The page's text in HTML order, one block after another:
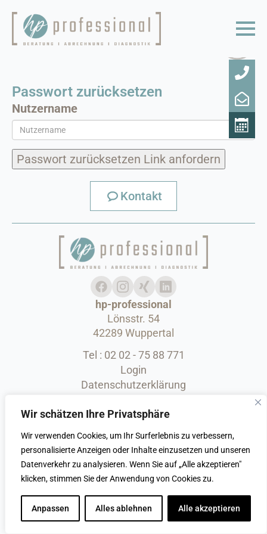
Wir schätzen Ihre Privatsphäre
Wir verwenden Cookies, um Ihr Surferlebnis zu verbessern,
personalisierte Anzeigen oder Inhalte einzusetzen und unseren
Datenverkehr zu analysieren. Wenn Sie auf „Alle akzeptieren"
klicken, stimmen Sie der Anwendung von Cookies zu.
Anpassen Alles ablehnen Alle akzeptieren
Passwort zurücksetzen
Nutzername
Kontakt
hp-professional
Lönsstr. 54
42289 Wuppertal
Tel : 02 02 - 75 88 771
Login
Datenschutzerklärung
Impressum